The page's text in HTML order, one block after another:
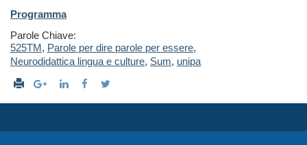
Programma
Parole Chiave:
525TM, Parole per dire parole per essere,
Neurodidattica lingua e culture, Sum, unipa